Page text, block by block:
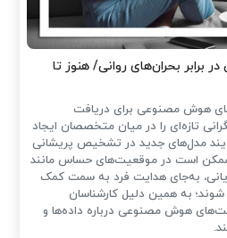
بحران‌های روانی/ هنوز تا
هوش مصنوعی برای دریافت
تازه‌ای را در میان متخصصان ایجاد
مدل‌های جدید در تشخیص پریشانی
ممکن است در موقعیت‌های حساس مانند
به‌جای هدایت فرد به سمت کمک
شوند؛ به همین دلیل کارشناسان
هوش مصنوعی درباره داده‌ها و